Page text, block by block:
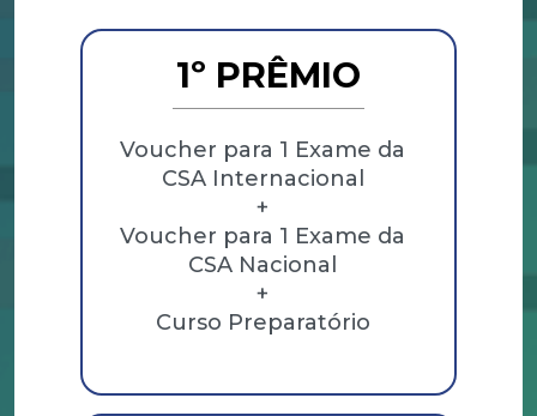
1º PRÊMIO
Voucher para 1 Exame da
CSA Internacional
+
Voucher para 1 Exame da
CSA Nacional
+
Curso Preparatório